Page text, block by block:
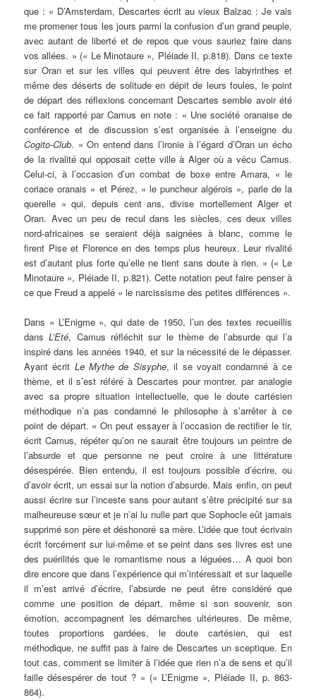
que : « D’Amsterdam, Descartes écrit au vieux Balzac : Je vais
me promener tous les jours parmi la confusion d’un grand peuple,
avec autant de liberté et de repos que vous sauriez faire dans
vos allées. » (« Le Minotaure », Pléiade II, p.818). Dans ce texte
sur Oran et sur les villes qui peuvent être des labyrinthes et
même des déserts de solitude en dépit de leurs foules, le point
de départ des réflexions concernant Descartes semble avoir été
ce fait rapporté par Camus en note : « Une société oranaise de
conférence et de discussion s’est organisée à l’enseigne du
Cogito-Club. » On entend dans l’ironie à l’égard d’Oran un écho
de la rivalité qui opposait cette ville à Alger où a vécu Camus.
Celui-ci, à l’occasion d’un combat de boxe entre Amara, « le
coriace oranais » et Pérez, « le puncheur algérois », parle de la
querelle « qui, depuis cent ans, divise mortellement Alger et
Oran. Avec un peu de recul dans les siècles, ces deux villes
nord-africaines se seraient déjà saignées à blanc, comme le
firent Pise et Florence en des temps plus heureux. Leur rivalité
est d’autant plus forte qu’elle ne tient sans doute à rien. » (« Le
Minotaure », Pléiade II, p.821). Cette notation peut faire penser à
ce que Freud a appelé « le narcissisme des petites différences ».
Dans « L’Enigme », qui date de 1950, l’un des textes recueillis
dansL’Eté, Camus réfléchit sur le thème de l’absurde qui l’a
inspiré dans les années 1940, et sur la nécessité de le dépasser.
Ayant écrit Le Mythe de Sisyphe, il se voyait condamné à ce
thème, et il s’est référé à Descartes pour montrer, par analogie
avec sa propre situation intellectuelle, que le doute cartésien
méthodique n’a pas condamné le philosophe à s’arrêter à ce
point de départ. « On peut essayer à l’occasion de rectifier le tir,
écrit Camus, répéter qu’on ne saurait être toujours un peintre de
l’absurde et que personne ne peut croire à une littérature
désespérée. Bien entendu, il est toujours possible d’écrire, ou
d’avoir écrit, un essai sur la notion d’absurde. Mais enfin, on peut
aussi écrire sur l’inceste sans pour autant s’être précipité sur sa
malheureuse sœur et je n’ai lu nulle part que Sophocle eût jamais
supprimé son père et déshonoré sa mère. L’idée que tout écrivain
écrit forcément sur lui-même et se peint dans ses livres est une
des puérilités que le romantisme nous a léguées… A quoi bon
dire encore que dans l’expérience qui m’intéressait et sur laquelle
il m’est arrivé d’écrire, l’absurde ne peut être considéré que
comme une position de départ, même si son souvenir, son
émotion, accompagnent les démarches ultérieures. De même,
toutes proportions gardées, le doute cartésien, qui est
méthodique, ne suffit pas à faire de Descartes un sceptique. En
tout cas, comment se limiter à l’idée que rien n’a de sens et qu’il
faille désespérer de tout ? » (« L’Enigme », Pléiade II, p. 863-
864).